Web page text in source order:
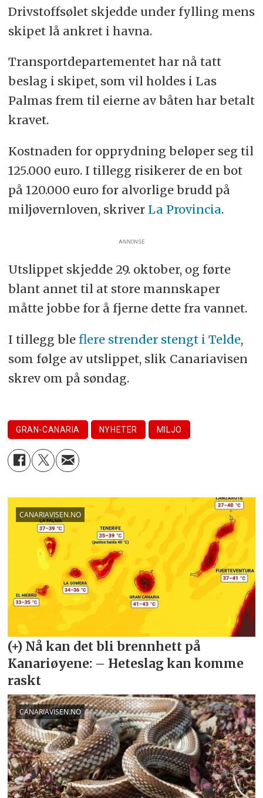
Drivstoffsølet skjedde under fylling mens
skipet lå ankret i havna.
Transportdepartementet har nå tatt
beslag i skipet, som vil holdes i Las
Palmas frem til eierne av båten har betalt
kravet.
Kostnaden for opprydning beløper seg til
125.000 euro. I tillegg risikerer de en bot
på 120.000 euro for alvorlige brudd på
miljøvernloven, skriver La Provincia.
ANNONSE
Utslippet skjedde 29. oktober, og førte
blant annet til at store mannskaper
måtte jobbe for å fjerne dette fra vannet.
I tillegg ble flere strender stengt i Telde,
som følge av utslippet, slik Canariavisen
skrev om på søndag.
GRAN-CANARIA NYHETER MILJO